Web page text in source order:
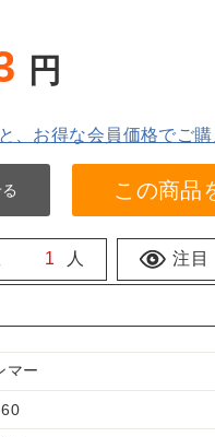
円
、お得な会員価格でご購
この商品
1 人 注目
マー